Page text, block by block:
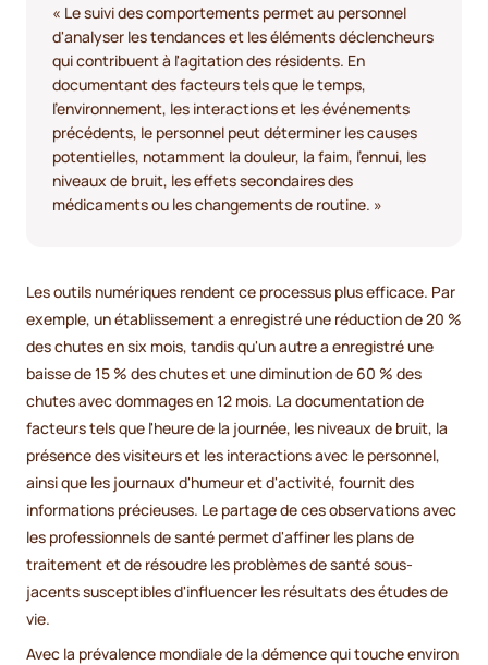
« Le suivi des comportements permet au personnel
d'analyser les tendances et les éléments déclencheurs
qui contribuent à l'agitation des résidents. En
documentant des facteurs tels que le temps,
l'environnement, les interactions et les événements
précédents, le personnel peut déterminer les causes
potentielles, notamment la douleur, la faim, l'ennui, les
niveaux de bruit, les effets secondaires des
médicaments ou les changements de routine. »
Les outils numériques rendent ce processus plus efficace. Par
exemple, un établissement a enregistré une réduction de 20 %
des chutes en six mois, tandis qu'un autre a enregistré une
baisse de 15 % des chutes et une diminution de 60 % des
chutes avec dommages en 12 mois. La documentation de
facteurs tels que l'heure de la journée, les niveaux de bruit, la
présence des visiteurs et les interactions avec le personnel,
ainsi que les journaux d'humeur et d'activité, fournit des
informations précieuses. Le partage de ces observations avec
les professionnels de santé permet d'affiner les plans de
traitement et de résoudre les problèmes de santé sous-
jacents susceptibles d'influencer les résultats des études de
vie.
Avec la prévalence mondiale de la démence qui touche environ